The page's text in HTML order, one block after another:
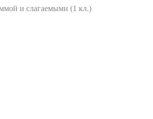
и слагаемыми (1 кл.)